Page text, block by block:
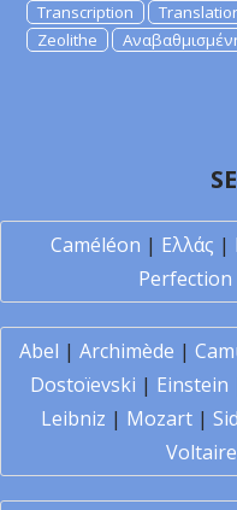
Transcription
Zeolithe
Caméléon | Ελλάς |
Perfection
Abel | Archimède |
Dostoïevski | Einstein
Leibniz | Mozart |
Voltaire